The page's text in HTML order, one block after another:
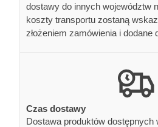
dostawy do innych województw
koszty transportu zostaną
złożeniem zamówienia i dodane
Czas dostawy
Dostawa produktów dostępnych